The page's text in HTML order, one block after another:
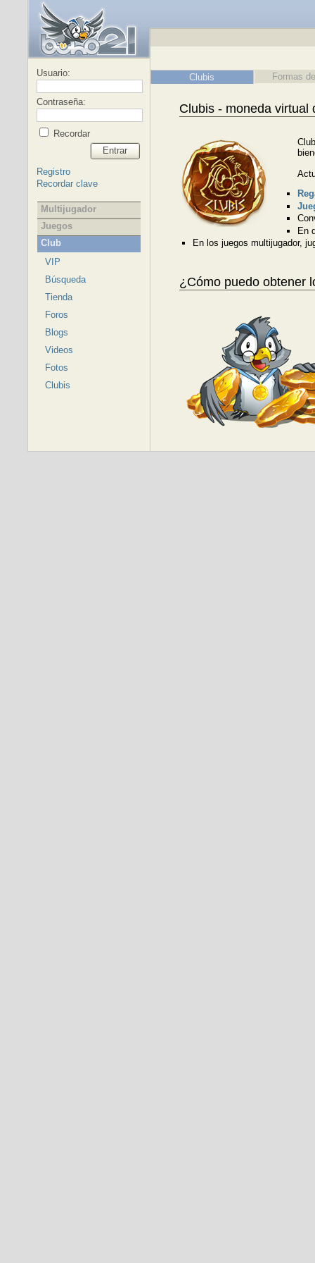
Usuario:
Contraseña:
Recordar
Entrar
Registro
Recordar clave
Multijugador
Juegos
Club
VIP
Búsqueda
Tienda
Foros
Blogs
Videos
Fotos
Clubis
Clubis Formas
Clubis - moneda virtual
En
En los juegos multijugador,
¿Cómo puedo obtener